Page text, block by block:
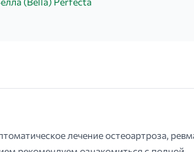
лечение остеоартроза,